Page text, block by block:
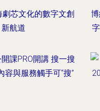
芯文化的數字文創
新航道